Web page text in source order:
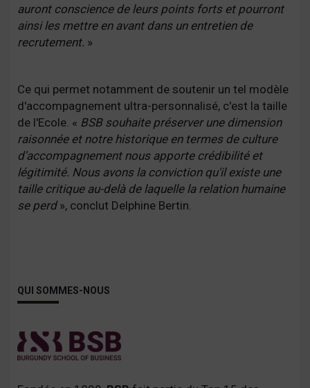
auront conscience de leurs points forts et pourront
ainsi les mettre en avant dans un entretien de
recrutement. »
Ce qui permet notamment de soutenir un tel modèle
d'accompagnement ultra-personnalisé, c'est la taille
de l'Ecole. « BSB souhaite préserver une dimension
raisonnée et notre historique en termes de culture
d'accompagnement nous apporte crédibilité et
légitimité. Nous avons la conviction qu'il existe une
taille critique au-delà de laquelle la relation humaine
se perd», conclut Delphine Bertin.
QUI SOMMES-NOUS